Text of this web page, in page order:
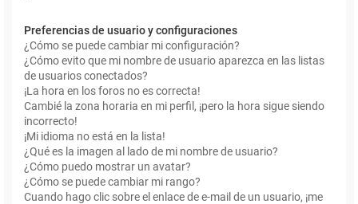
Preferencias de usuario y configuraciones
¿Cómo se puede cambiar mi configuración?
¿Cómo evito que mi nombre de usuario aparezca en las listas
de usuarios conectados?
¡La hora en los foros no es correcta!
Cambié la zona horaria en mi perfil, ¡pero la hora sigue siendo
incorrecto!
¡Mi idioma no está en la lista!
¿Qué es la imagen al lado de mi nombre de usuario?
¿Cómo puedo mostrar un avatar?
¿Cómo se puede cambiar mi rango?
Cuando hago clic sobre el enlace de e-mail de un usuario, ¡me